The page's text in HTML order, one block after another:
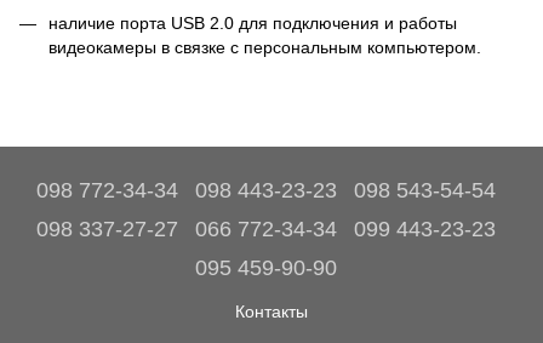
наличие порта USB 2.0 для подключения и работы
видеокамеры в связке с персональным компьютером.
098 772-34-34 098 443-23-23
098 543-54-54
098 337-27-27
066 772-34-34
099 443-23-23
095 459-90-90
Контакты